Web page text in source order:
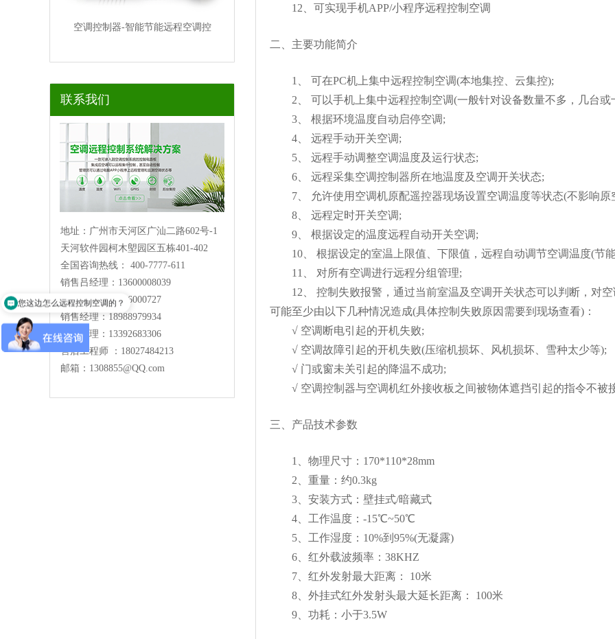
空调控制器-智能节能远程空调控
联系我们
地址：广州市天河区广汕二路602号-1
天河软件园柯木塱园区五栋401-402
全国咨询热线： 400-7777-611
销售吕经理：13600008039
销售经理：13316000727
销售经理：18988979934
销售经理：13392683306
售后工程师 ：18027484213
邮箱： 1308855@QQ.com
12、可实现手机APP/小程序远程控制空调
二、主要功能简介
1、 可在PC机上集中远程控制空调(本地集控、云集控);
2、 可以手机上集中远程控制空调(一般针对设备数量不多，几台或
3、 根据环境温度自动启停空调;
4、 远程手动开关空调;
5、 远程手动调整空调温度及运行状态;
6、 远程采集空调控制器所在地温度及空调开关状态;
7、 允许使用空调机原配遥控器现场设置空调温度等状态(不影响原
8、 远程定时开关空调;
9、 根据设定的温度远程自动开关空调;
10、 根据设定的室温上限值、下限值，远程自动调节空调温度(节
11、 对所有空调进行远程分组管理;
12、 控制失败报警，通过当前室温及空调开关状态可以判断，对空
可能至少由以下几种情况造成(具体控制失败原因需要到现场查看)：
√ 空调断电引起的开机失败;
√ 空调故障引起的开机失败(压缩机损坏、风机损坏、雪种太少等);
√ 门或窗未关引起的降温不成功;
√ 空调控制器与空调机红外接收板之间被物体遮挡引起的指令不被
三、产品技术参数
1、物理尺寸：170*110*28mm
2、重量：约0.3kg
3、安装方式：壁挂式/暗藏式
4、工作温度：-15℃~50℃
5、工作湿度：10%到95%(无凝露)
6、红外载波频率：38KHZ
7、红外发射最大距离： 10米
8、外挂式红外发射头最大延长距离： 100米
9、功耗：小于3.5W
可以介绍下你们的产品么？
您这边怎么远程控制空调的？